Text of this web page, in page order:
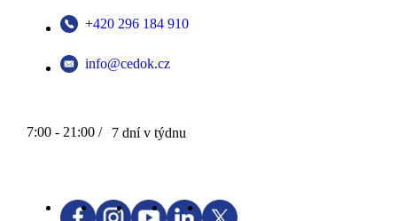
+420 296 184 910
info@cedok.cz
7:00 - 21:00 / 7 dní v týdnu